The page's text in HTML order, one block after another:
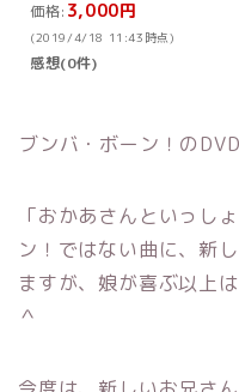
価格: 3,000円
(2019/4/18 11:43時点)
感想(0件)
ブンバ・ボーン！の
「おかあさんといっし
ン！ではない曲に、新
ますが、娘が喜ぶ以上
＾